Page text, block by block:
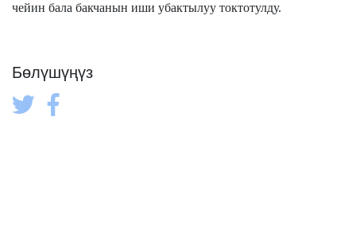
чейин бала бакчанын иши убактылуу токтотулду.
Бөлүшүңүз